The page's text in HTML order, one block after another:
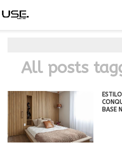
All posts
BASE